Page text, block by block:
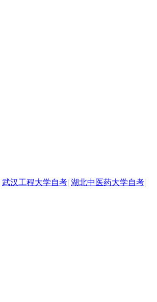
武汉工程大学自考| 湖北中医药大学自考|